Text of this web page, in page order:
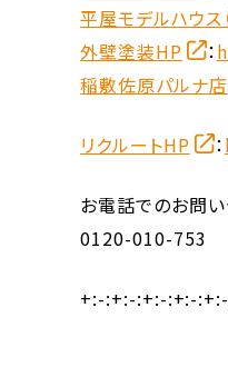
平屋モデルハウス
外壁塗装HP
：
稲敷佐原パルナ店
リクルートHP ：
お電話でのお問
0120-010-753
+:-:+:-:+:-:+:-